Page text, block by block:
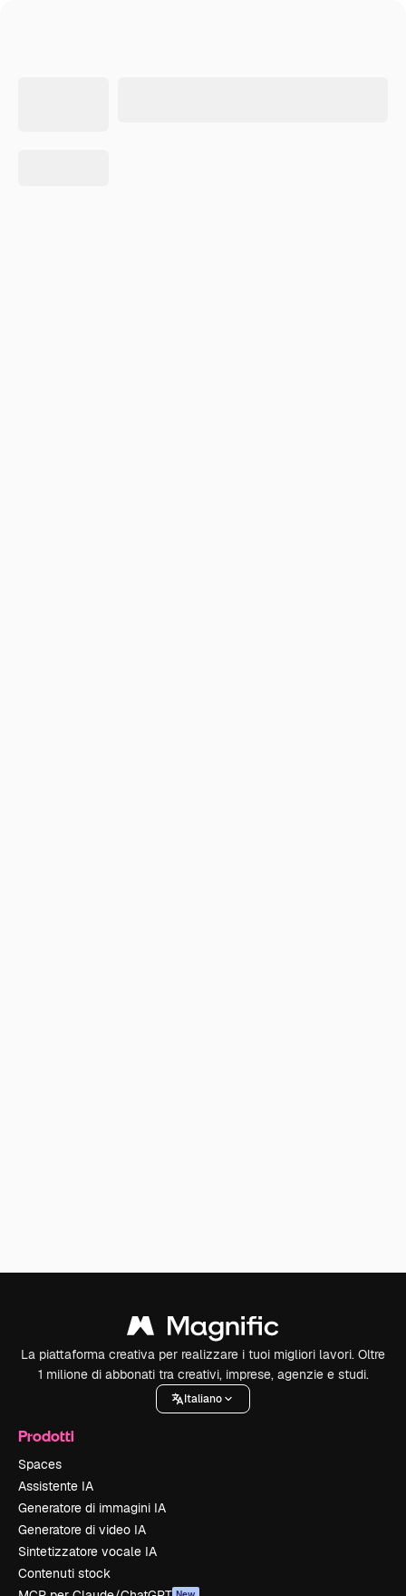
La piattaforma creativa per realizzare i tuoi migliori lavori. Oltre
1 milione di abbonati tra creativi, imprese, agenzie e studi.
Italiano
Prodotti
Spaces
Assistente IA
Generatore di immagini IA
Generatore di video IA
Sintetizzatore vocale IA
Contenuti stock